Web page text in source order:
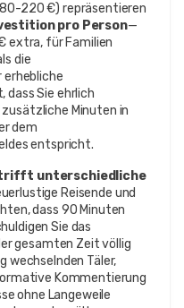
220 €) repräsentieren
pro Person—
extra, für Familien
die
Sie ehrlich
Minuten in
dem
entspricht.
unterschiedliche
Reisende und
dass 90 Minuten
Sie das
gesamten Zeit völlig
wechselnden Täler,
Kommentierung
ohne Langeweile